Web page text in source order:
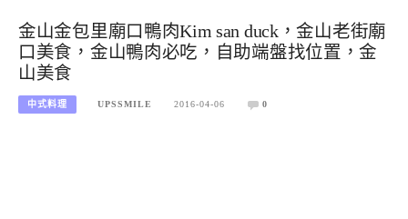
金山金包里廟口鴨肉Kim san duck，金山老街廟
口美食，金山鴨肉必吃，自助端盤找位置，金
山美食
中式料理 UPSSMILE 2016-04-06 0